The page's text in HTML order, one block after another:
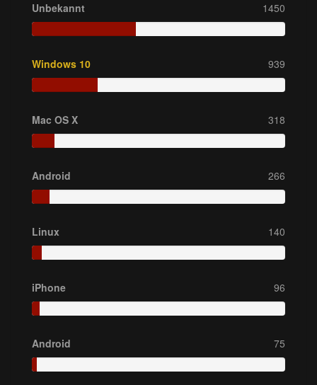
Unbekannt 1450
Windows 10 939
Mac OS X 318
Android 266
Linux 140
iPhone 96
Android 75